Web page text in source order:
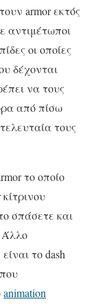
armor εκτός
αντιμέτωποι
οι οποίες
δέχονται
να τους
από πίσω
τους
το οποίο
σπάσετε και
Άλλο
το dash
animation